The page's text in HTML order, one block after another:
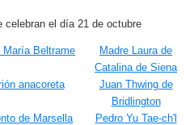
celebran el día 21 de octubre
María Beltrame
Madre Laura de
Catalina de Siena
anacoreta
Juan Thwing de
Bridlington
de Marsella Pedro Yu Tae-ch'l